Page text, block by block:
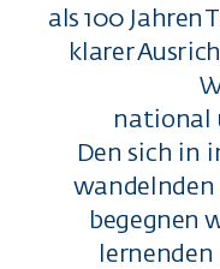
als 100
klarer
national
Den sich in
wandelnden
begegnen